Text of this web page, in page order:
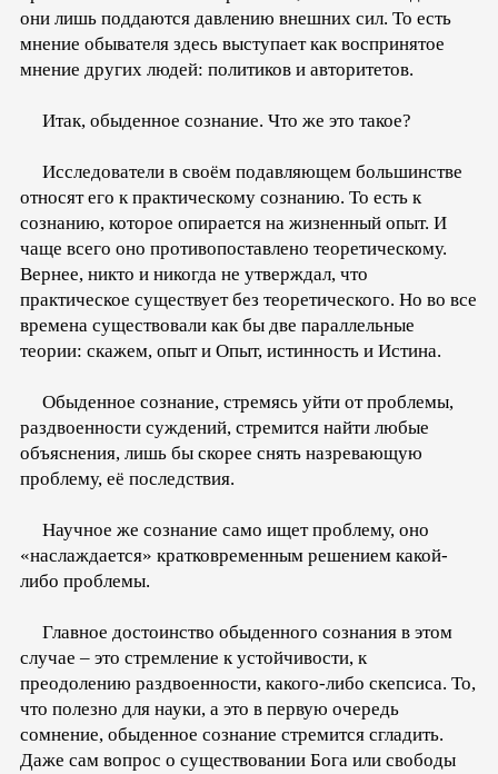
они лишь поддаются давлению внешних сил. То есть
мнение обывателя здесь выступает как воспринятое
мнение других людей: политиков и авторитетов.
Итак, обыденное сознание. Что же это такое?
Исследователи в своём подавляющем большинстве
относят его к практическому сознанию. То есть к
сознанию, которое опирается на жизненный опыт. И
чаще всего оно противопоставлено теоретическому.
Вернее, никто и никогда не утверждал, что
практическое существует без теоретического. Но во все
времена существовали как бы две параллельные
теории: скажем, опыт и Опыт, истинность и Истина.
Обыденное сознание, стремясь уйти от проблемы,
раздвоенности суждений, стремится найти любые
объяснения, лишь бы скорее снять назревающую
проблему, её последствия.
Научное же сознание само ищет проблему, оно
«наслаждается» кратковременным решением какой-
либо проблемы.
Главное достоинство обыденного сознания в этом
случае – это стремление к устойчивости, к
преодолению раздвоенности, какого-либо скепсиса. То,
что полезно для науки, а это в первую очередь
сомнение, обыденное сознание стремится сгладить.
Даже сам вопрос о существовании Бога или свободы